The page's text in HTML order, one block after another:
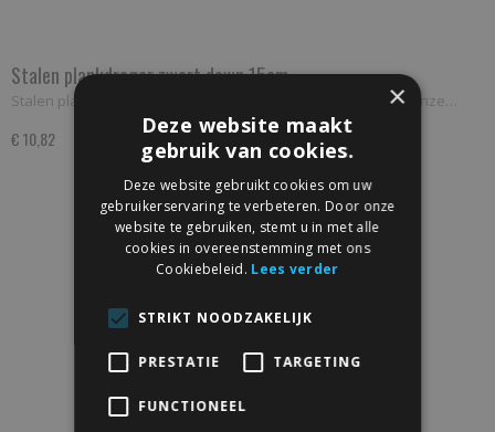
Stalen plankdrager zwart down 15cm
Stalen plankdrager zwart Down 15cm Opbergruimte nodig? Onze…
€ 10,82
×
Deze website maakt
gebruik van cookies.
Deze website gebruikt cookies om uw
gebruikerservaring te verbeteren. Door onze
website te gebruiken, stemt u in met alle
cookies in overeenstemming met ons
Cookiebeleid. Lees verder
STRIKT NOODZAKELIJK
PRESTATIE TARGETING
FUNCTIONEEL